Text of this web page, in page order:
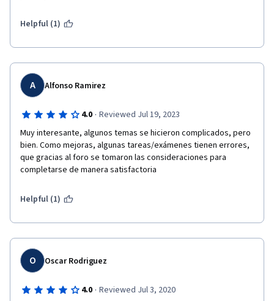
Helpful (1)
A Alfonso Ramirez
4.0 · Reviewed Jul 19, 2023
Muy interesante, algunos temas se hicieron complicados, pero
bien. Como mejoras, algunas tareas/exámenes tienen errores,
que gracias al foro se tomaron las consideraciones para
completarse de manera satisfactoria
Helpful (1)
O Oscar Rodriguez
4.0 · Reviewed Jul 3, 2020